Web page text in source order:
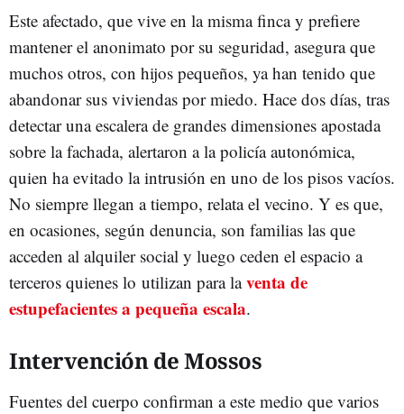
Este afectado, que vive en la misma finca y prefiere
mantener el anonimato por su seguridad, asegura que
muchos otros, con hijos pequeños, ya han tenido que
abandonar sus viviendas por miedo. Hace dos días, tras
detectar una escalera de grandes dimensiones apostada
sobre la fachada, alertaron a la policía autonómica,
quien ha evitado la intrusión en uno de los pisos vacíos.
No siempre llegan a tiempo, relata el vecino. Y es que,
en ocasiones, según denuncia, son familias las que
acceden al alquiler social y luego ceden el espacio a
terceros quienes lo utilizan para laventa de
estupefacientes a pequeña escala.
Intervención de Mossos
Fuentes del cuerpo confirman a este medio que varios